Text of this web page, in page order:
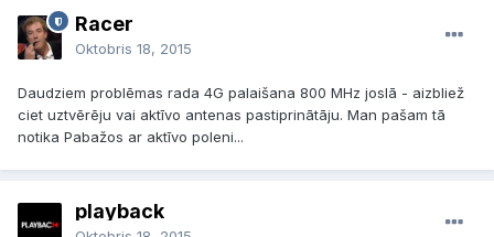
Racer
Oktobris 18, 2015
Daudziem problēmas rada 4G palaišana 800 MHz joslā - aizbliež
ciet uztvērēju vai aktīvo antenas pastiprinātāju. Man pašam tā
notika Pabažos ar aktīvo poleni...
playback